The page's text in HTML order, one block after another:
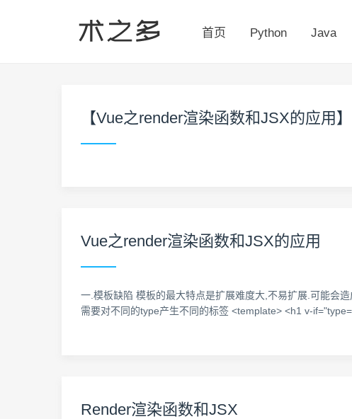
首页 Python Java
【Vue之render渲染函数和JSX的应用
Vue之render渲染函数和JSX的应用
一.模板缺陷 模板的最大特点是扩展难度大,不易扩展.可能会
需要对不同的type产生不同的标签 <template> <h1 v-
Render渲染函数和JSX